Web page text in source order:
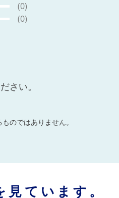
(0)
(0)
さい。
のではありません。
ています。